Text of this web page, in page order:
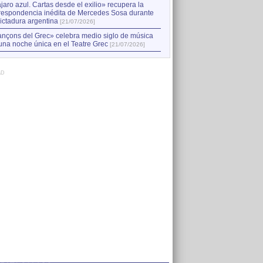
azul. Cartas desde el exilio» recupera la
inédita de Mercedes Sosa durante
argentina [21/07/2026]
del Grec» celebra medio siglo de música
noche única en el Teatre Grec [21/07/2026]